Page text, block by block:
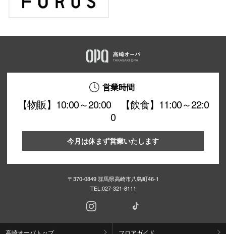
営業時間
【物販】10:00～20:00 【飲食】11:00～22:0
0
今月は休まず営業いたします
〒370-0849 群馬県高崎市八島町46-1
TEL:027-321-8111
高崎オーパトップ フロアガイド